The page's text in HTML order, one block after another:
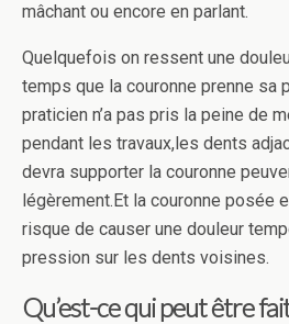
mâchant ou encore en parlant.
Quelquefois on ressent une
temps que la couronne prenne sa
praticien n’a pas pris la peine de
pendant les travaux,les dents
devra supporter la couronne
légèrement.Et la couronne posée
risque de causer une douleur
pression sur les dents voisines.
Qu’est-ce qui peut être